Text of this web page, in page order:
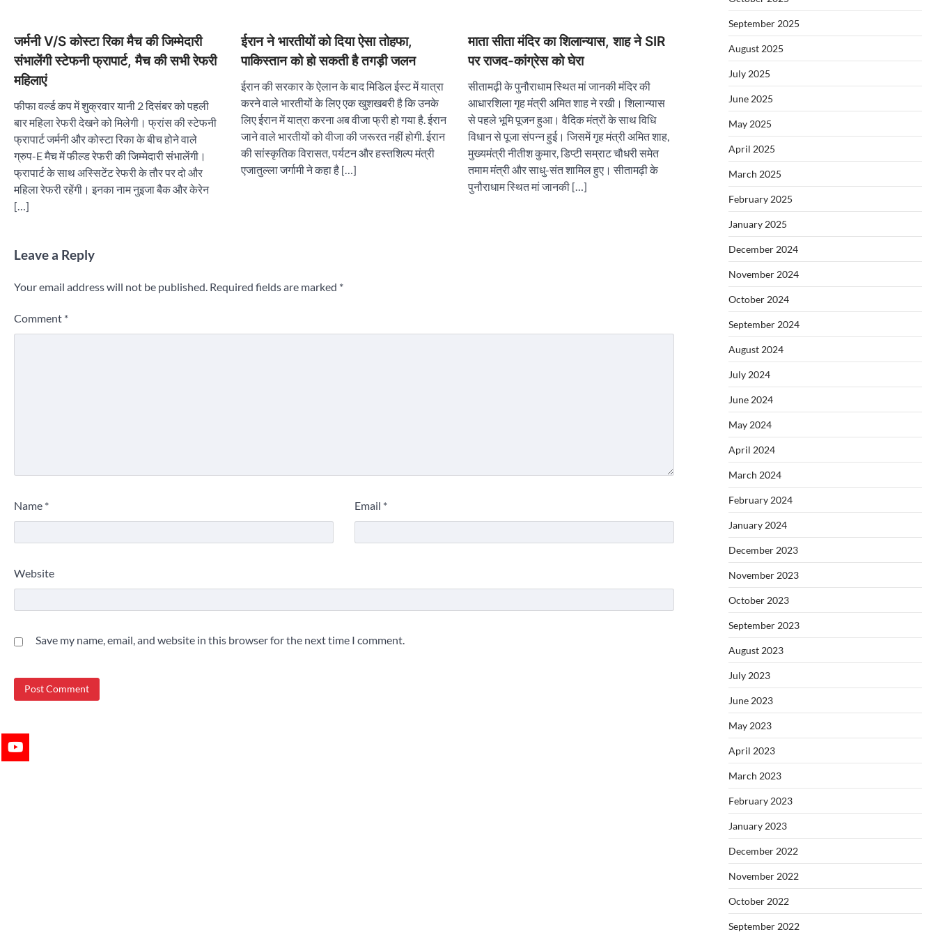
जर्मनी V/S कोस्टा रिका मैच की जिम्मेदारी
संभालेंगी स्टेफनी फ्रापार्ट, मैच की सभी रेफरी
महिलाएं
फीफा वर्ल्ड कप में शुक्रवार यानी 2 दिसंबर को पहली
बार महिला रेफरी देखने को मिलेगी। फ्रांस की स्टेफनी
फ्रापार्ट जर्मनी और कोस्टा रिका के बीच होने वाले
ग्रुप-E मैच में फील्ड रेफरी की जिम्मेदारी संभालेंगी।
फ्रापार्ट के साथ अस्सिटेंट रेफरी के तौर पर दो और
महिला रेफरी रहेंगी। इनका नाम नुइजा बैक और केरेन
[…]
ईरान ने भारतीयों को दिया ऐसा तोहफा,
पाकिस्तान को हो सकती है तगड़ी जलन
ईरान की सरकार के ऐलान के बाद मिडिल ईस्ट में यात्रा
करने वाले भारतीयों के लिए एक खुशखबरी है कि उनके
लिए ईरान में यात्रा करना अब वीजा फ्री हो गया है. ईरान
जाने वाले भारतीयों को वीजा की जरूरत नहीं होगी. ईरान
की सांस्कृतिक विरासत, पर्यटन और हस्तशिल्प मंत्री
एजातुल्ला जर्गामी ने कहा है […]
माता सीता मंदिर का शिलान्यास, शाह ने SIR
पर राजद-कांग्रेस को घेरा
सीतामढ़ी के पुनौराधाम स्थित मां जानकी मंदिर की
आधारशिला गृह मंत्री अमित शाह ने रखी। शिलान्यास
से पहले भूमि पूजन हुआ। वैदिक मंत्रों के साथ विधि
विधान से पूजा संपन्न हुई। जिसमें गृह मंत्री अमित शाह,
मुख्यमंत्री नीतीश कुमार, डिप्टी सम्राट चौधरी समेत
तमाम मंत्री और साधु-संत शामिल हुए। सीतामढ़ी के
पुनौराधाम स्थित मां जानकी […]
Leave a Reply
Your email address will not be published. Required fields are marked *
Comment *
Name * Email *
Website
Save my name, email, and website in this browser for the next time I comment.
September 2025
August 2025
July 2025
June 2025
May 2025
April 2025
March 2025
February 2025
January 2025
December 2024
November 2024
October 2024
September 2024
August 2024
July 2024
June 2024
May 2024
April 2024
March 2024
February 2024
January 2024
December 2023
November 2023
October 2023
September 2023
August 2023
July 2023
June 2023
May 2023
April 2023
March 2023
February 2023
January 2023
December 2022
November 2022
October 2022
September 2022